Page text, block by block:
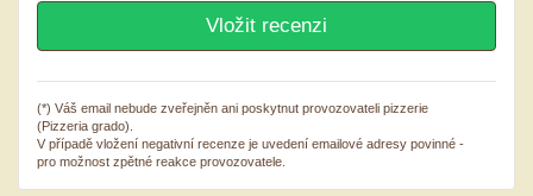
(*) Váš email nebude zveřejněn ani poskytnut provozovateli pizzerie
(Pizzeria grado).
V případě vložení negativní recenze je uvedení emailové adresy povinné -
pro možnost zpětné reakce provozovatele.